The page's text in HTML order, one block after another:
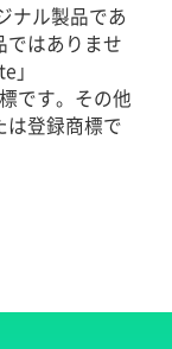
ナル製品であ
ではありませ
」
です。その他
は登録商標で